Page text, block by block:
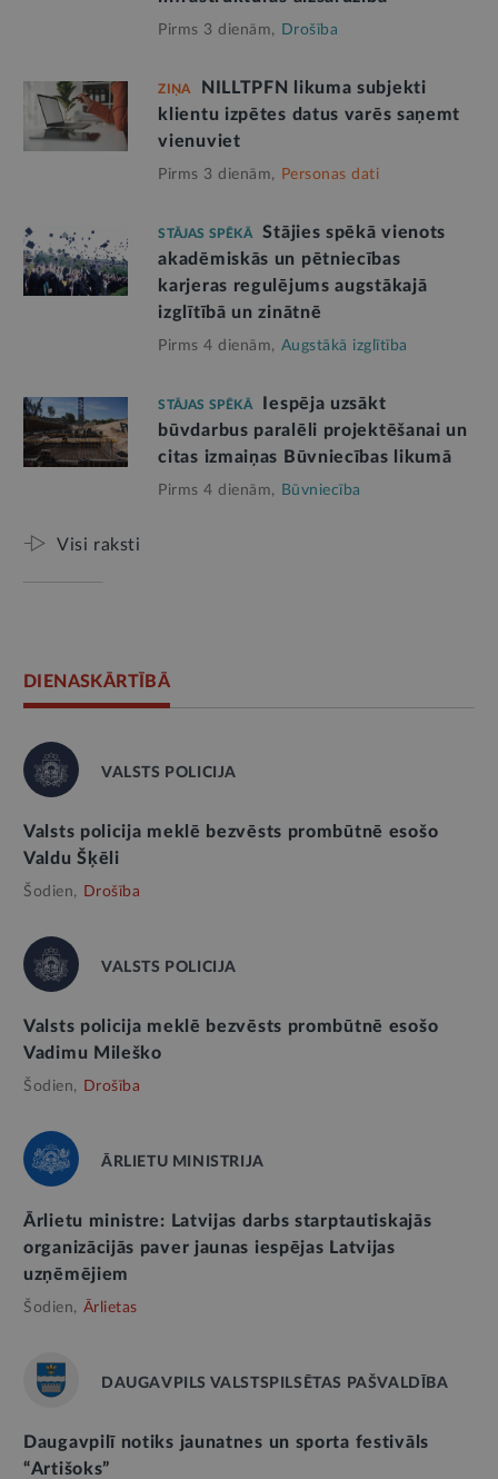
Pirms 3 dienām, Drošība
ZIŅA
NILLTPFN likuma subjekti
klientu izpētes datus varēs saņemt
vienuviet
Pirms 3 dienām, Personas dati
STĀJAS SPĒKĀ
Stājies spēkā vienots
akadēmiskās un pētniecības
karjeras regulējums augstākajā
izglītībā un zinātnē
Pirms 4 dienām, Augstākā izglītība
STĀJAS SPĒKĀ
Iespēja uzsākt
būvdarbus paralēli projektēšanai un
citas izmaiņas Būvniecības likumā
Pirms 4 dienām, Būvniecība
Visi raksti
DIENASKĀRTĪBĀ
VALSTS POLICIJA
Valsts policija meklē bezvēsts prombūtnē esošo
Valdu Šķēli
Šodien, Drošība
VALSTS POLICIJA
Valsts policija meklē bezvēsts prombūtnē esošo
Vadimu Mileško
Šodien, Drošība
ĀRLIETU MINISTRIJA
Ārlietu ministre: Latvijas darbs starptautiskajās
organizācijās paver jaunas iespējas Latvijas
uzņēmējiem
Šodien, Ārlietas
DAUGAVPILS VALSTSPILSĒTAS PAŠVALDĪBA
Daugavpilī notiks jaunatnes un sporta festivāls
“Artišoks”